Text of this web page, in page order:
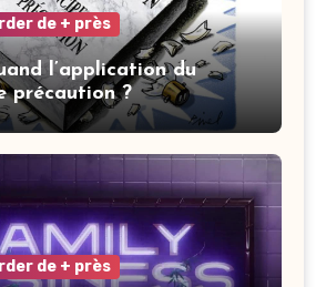
de + près
l’application du
précaution ?
de + près